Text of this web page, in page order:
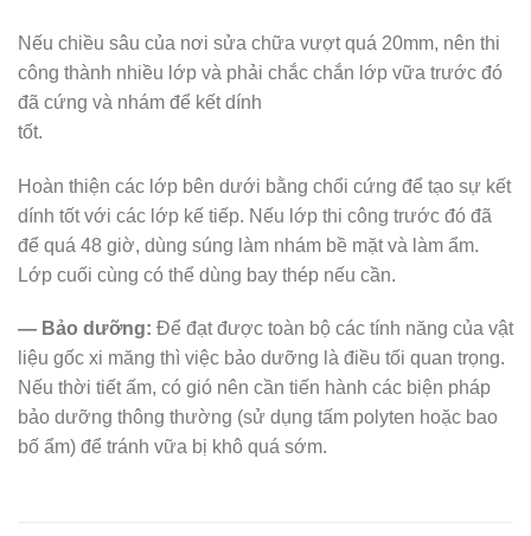
Nếu chiều sâu của nơi sửa chữa vượt quá 20mm, nên thi
công thành nhiều lớp và phải chắc chắn lớp vữa trước đó
đã cứng và nhám để kết dính
tốt.
Hoàn thiện các lớp bên dưới bằng chổi cứng để tạo sự kết
dính tốt với các lớp kế tiếp. Nếu lớp thi công trước đó đã
để quá 48 giờ, dùng súng làm nhám bề mặt và làm ẩm.
Lớp cuối cùng có thể dùng bay thép nếu cần.
— Bảo dưỡng: Để đạt được toàn bộ các tính năng của vật
liệu gốc xi măng thì việc bảo dưỡng là điều tối quan trọng.
Nếu thời tiết ấm, có gió nên cần tiến hành các biện pháp
bảo dưỡng thông thường (sử dụng tấm polyten hoặc bao
bố ẩm) để tránh vữa bị khô quá sớm.